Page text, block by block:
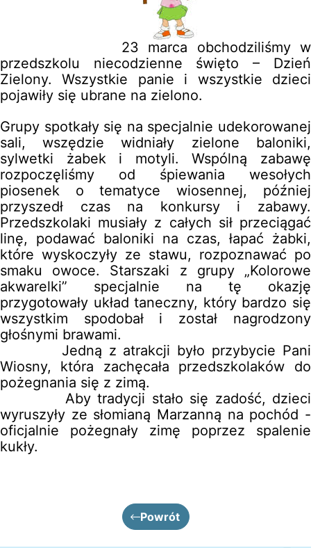
23 marca obchodziliśmy w
przedszkolu niecodzienne święto – Dzień
Zielony. Wszystkie panie i wszystkie dzieci
pojawiły się ubrane na zielono.
Grupy spotkały się na specjalnie udekorowanej
sali, wszędzie widniały zielone baloniki,
sylwetki żabek i motyli. Wspólną zabawę
rozpoczęliśmy od śpiewania wesołych
piosenek o tematyce wiosennej, później
przyszedł czas na konkursy i zabawy.
Przedszkolaki musiały z całych sił przeciągać
linę, podawać baloniki na czas, łapać żabki,
które wyskoczyły ze stawu, rozpoznawać po
smaku owoce. Starszaki z grupy „Kolorowe
akwarelki” specjalnie na tę okazję
przygotowały układ taneczny, który bardzo się
wszystkim spodobał i został nagrodzony
głośnymi brawami.
Jedną z atrakcji było przybycie Pani
Wiosny, która zachęcała przedszkolaków do
pożegnania się z zimą.
Aby tradycji stało się zadość, dzieci
wyruszyły ze słomianą Marzanną na pochód -
oficjalnie pożegnały zimę poprzez spalenie
kukły.
Powrót